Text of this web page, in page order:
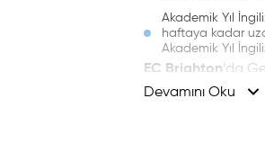
Akademik Yıl
haftaya kadar
Akademik Yıl
EC Brighton’da
çıkarabilirsiniz.
Devamını Oku